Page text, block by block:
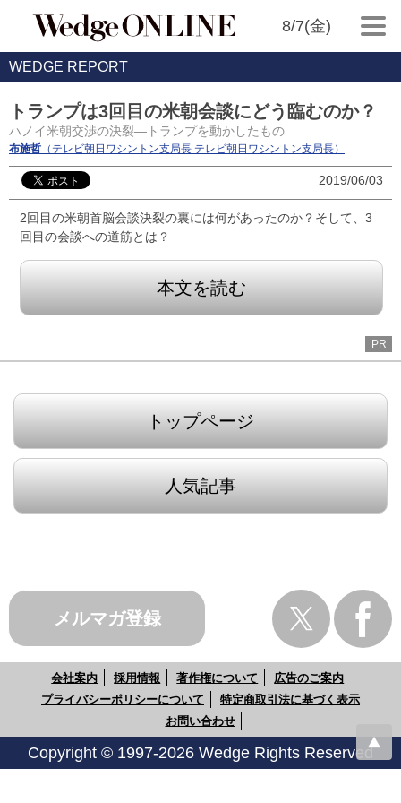
8/7(金)
WEDGE REPORT
トランプは3回目の米朝会談にどう臨むのか？
ハノイ米朝交渉の決裂―トランプを動かしたもの
布施哲 （テレビ朝日ワシントン支局長 テレビ朝日ワシントン支局長）
2019/06/03
2回目の米朝首脳会談決裂の裏には何があったのか？そして、3
回目の会談への道筋とは？
本文を読む
PR
トップページ
人気記事
メルマガ登録
会社案内 採用情報 著作権について
広告のご案内
プライバシーポリシーについて
特定商取引法に基づく表示
お問い合わせ
Copyright © 1997-2026 Wedge Rights Reserved